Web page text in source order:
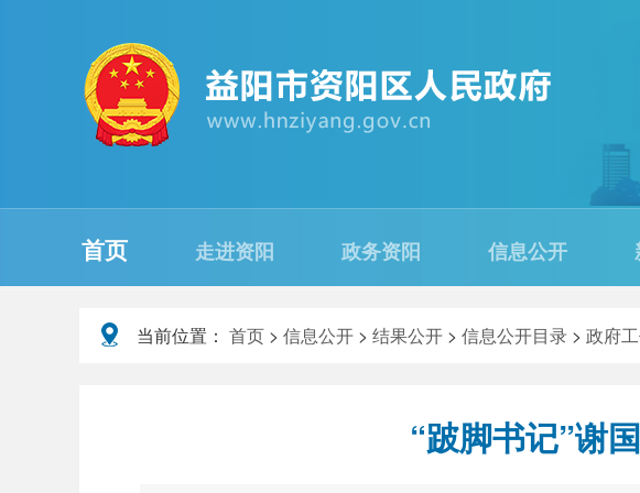
首页 走进资阳 政务资阳 信息公开
当前位置： 首页 > 信息公开 > 结果公开 > 信息公开目录 > 政府
“跛脚书记”谢